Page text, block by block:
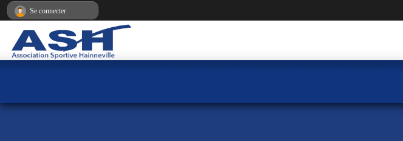
Se connecter
Panneau de gestion des cookies